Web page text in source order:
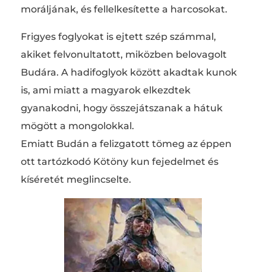
moráljának, és fellelkesítette a harcosokat.
Frigyes foglyokat is ejtett szép számmal,
akiket felvonultatott, miközben belovagolt
Budára. A hadifoglyok között akadtak kunok
is, ami miatt a magyarok elkezdtek
gyanakodni, hogy összejátszanak a hátuk
mögött a mongolokkal.
Emiatt Budán a felizgatott tömeg az éppen
ott tartózkodó Kötöny kun fejedelmet és
kíséretét meglincselte.